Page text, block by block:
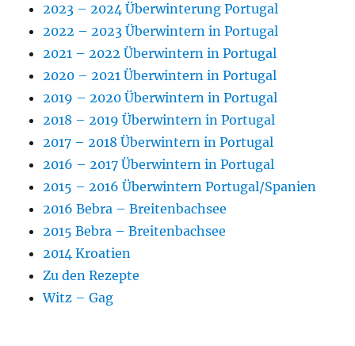
2023 – 2024 Überwinterung Portugal
2022 – 2023 Überwintern in Portugal
2021 – 2022 Überwintern in Portugal
2020 – 2021 Überwintern in Portugal
2019 – 2020 Überwintern in Portugal
2018 – 2019 Überwintern in Portugal
2017 – 2018 Überwintern in Portugal
2016 – 2017 Überwintern in Portugal
2015 – 2016 Überwintern Portugal/Spanien
2016 Bebra – Breitenbachsee
2015 Bebra – Breitenbachsee
2014 Kroatien
Zu den Rezepte
Witz – Gag